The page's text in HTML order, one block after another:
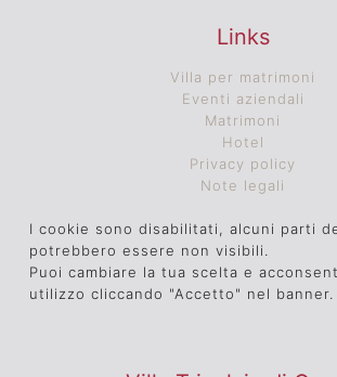
Links
Villa per matrimoni
Eventi aziendali
Matrimoni
Hotel
Privacy policy
Note legali
I cookie sono disabilitati, alcuni parti
potrebbero essere non visibili.
Puoi cambiare la tua scelta e
utilizzo cliccando "Accetto" nel banner.